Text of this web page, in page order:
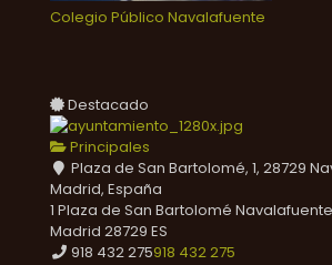
Colegio Público Navalafuente
Destacado
Principales
Plaza de San Bartolomé, 1, 28729
Madrid, España
1 Plaza de San Bartolomé Navalafuente
Madrid 28729 ES
918 432 275918 432 275